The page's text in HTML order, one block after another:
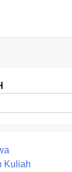
Kuliah